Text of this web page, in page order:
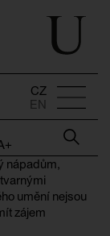
CZ
EN
nápadům,
umění nejsou
zájem